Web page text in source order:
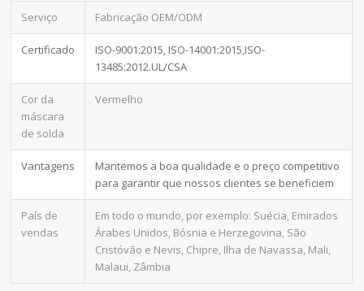
Serviço Fabricação OEM/ODM
Certificado
ISO-9001:2015, ISO-14001:2015,ISO-
13485:2012.UL/CSA
Cor da
máscara
de solda
Vermelho
Vantagens
Mantemos a boa qualidade e o preço competitivo
para garantir que nossos clientes se beneficiem
País de
vendas
Em todo o mundo, por exemplo: Suécia, Emirados
Árabes Unidos, Bósnia e Herzegovina, São
Cristóvão e Nevis, Chipre, Ilha de Navassa, Mali,
Malaui, Zâmbia